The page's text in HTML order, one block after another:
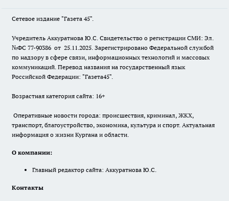
Сетевое издание "Газета 45".
Учредитель Аккуратнова Ю.С. Свидетельство о регистрации СМИ: Эл.
№ФС 77-90386 от 25.11.2025. Зарегистрировано Федеральной службой
по надзору в сфере связи, информационных технологий и массовых
коммуникаций. Перевод названия на государственный язык
Российской Федерации: "Газета45".
Возрастная категория сайта: 16+
Оперативные новости города: происшествия, криминал, ЖКХ,
транспорт, благоустройство, экономика, культура и спорт. Актуальная
информация о жизни Кургана и области.
О компании:
Главный редактор сайта: Аккуратнова Ю.С.
Контакты